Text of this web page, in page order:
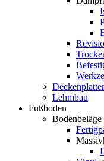
Lehmbau
Fußboden
Bodenbeläge